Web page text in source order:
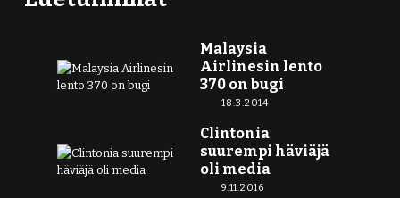
Malaysia
Airlinesin lento
370 on bugi
18.3.2014
Clintonia
suurempi häviäjä
oli media
9.11.2016